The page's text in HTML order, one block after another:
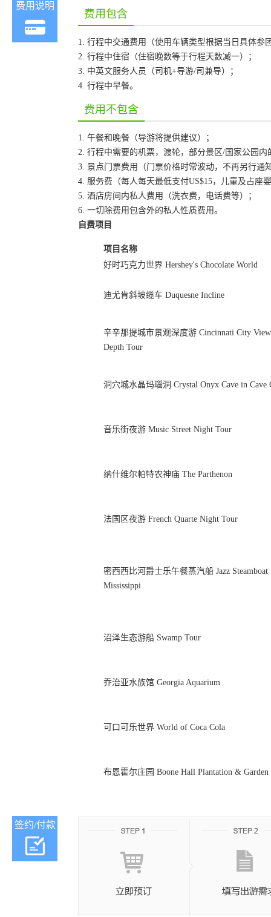
费用说明
费用包含
1. 行程中交通费用（使用车辆类型根据当日具体参
2. 行程中住宿（住宿晚数等于行程天数减一）；
3. 中英文服务人员（司机+导游/司兼导）；
4. 行程中早餐。
费用不包含
1. 午餐和晚餐（导游将提供建议）；
2. 行程中需要的机票，渡轮，部分景区/国家公园内
3. 景点门票费用（门票价格时常波动，不再另行通
4. 服务费（每人每天最低支付US$15，儿童及占座
5. 酒店房间内私人费用（洗衣费，电话费等）；
6. 一切除费用包含外的私人性质费用。
自费项目
项目名称
好时巧克力世界 Hershey's Chocolate World
迪尤肯斜坡缆车 Duquesne Incline
辛辛那提城市景观深度游 Cincinnati City
Depth Tour
洞穴城水晶玛瑙洞 Crystal Onyx Cave in Cave
音乐街夜游 Music Street Night Tour
纳什维尔帕特农神庙 The Parthenon
法国区夜游 French Quarte Night Tour
密西西比河爵士乐午餐蒸汽船 Jazz Steamboat
Mississippi
沼泽生态游船 Swamp Tour
乔治亚水族馆 Georgia Aquarium
可口可乐世界 World of Coca Cola
布恩霍尔庄园 Boone Hall Plantation & Garden
签约/付款